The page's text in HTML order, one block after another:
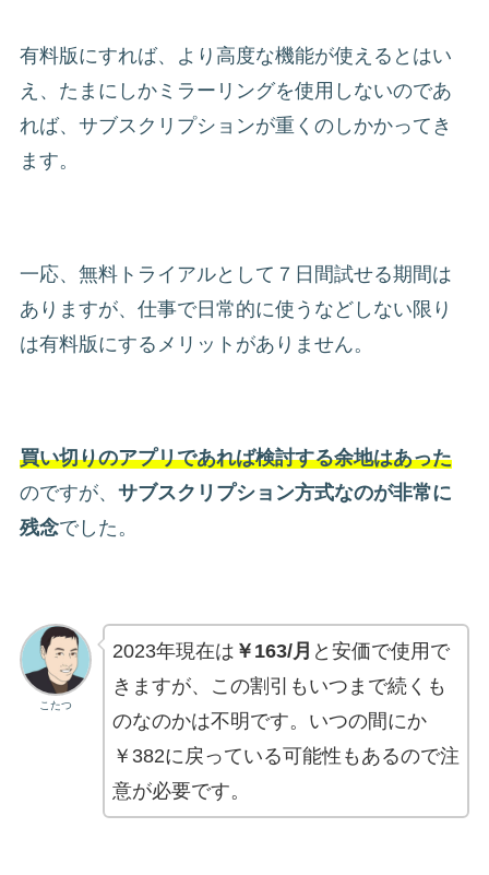
有料版にすれば、より高度な機能が使えるとはい
え、たまにしかミラーリングを使用しないのであ
れば、サブスクリプションが重くのしかかってき
ます。
一応、無料トライアルとして７日間試せる期間は
ありますが、仕事で日常的に使うなどしない限り
は有料版にするメリットがありません。
買い切りのアプリであれば検討する余地はあった
のですが、 サブスクリプション方式なのが非常に
残念でした。
こたつ
2023年現在は ￥163/月 と安価で使用で
きますが、この割引もいつまで続くも
のなのかは不明です。いつの間にか
￥382に戻っている可能性もあるので注
意が必要です。